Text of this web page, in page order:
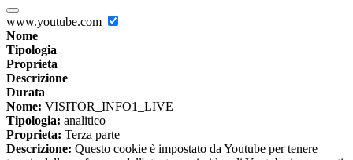
www.youtube.com
Nome
Tipologia
Proprieta
Descrizione
Durata
Nome: VISITOR_INFO1_LIVE
Tipologia: analitico
Proprieta: Terza parte
Descrizione: Questo cookie è impostato da Youtube per tenere